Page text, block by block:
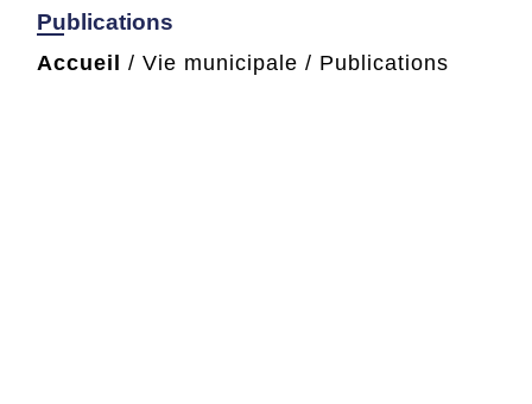
Publications
Accueil / Vie municipale / Publications